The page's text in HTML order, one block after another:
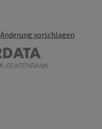
Änderung vorschlagen